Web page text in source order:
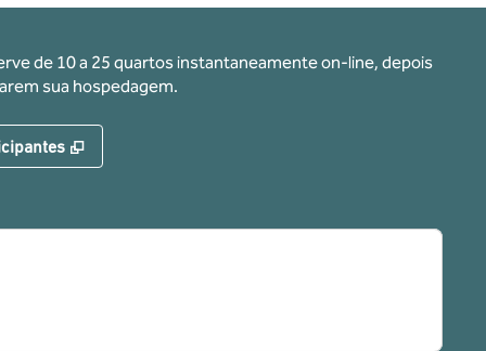
de 10 a 25 quartos instantaneamente on-line, depois
sua hospedagem.
,